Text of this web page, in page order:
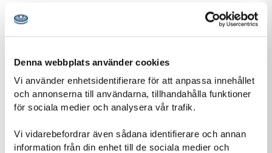
Denna webbplats använder cookies
Vi använder enhetsidentifierare för att anpassa innehållet
och annonserna till användarna, tillhandahålla funktioner
för sociala medier och analysera vår trafik.
Vi vidarebefordrar även sådana identifierare och annan
information från din enhet till de sociala medier och